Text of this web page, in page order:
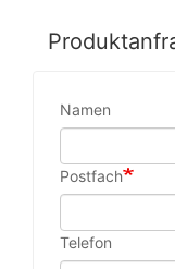
Namen
Postfach
Telefon